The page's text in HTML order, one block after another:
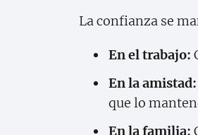
La confianza se
En el trabajo:
En la amistad:
que lo
En la familia: